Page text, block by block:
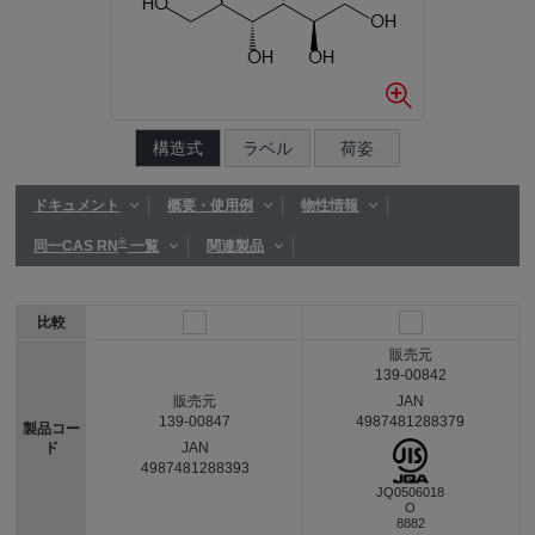
構造式 ラベル 荷姿
ドキュメント 概要・使用例 物性情報
同一CAS RN®一覧 関連製品
比較
製品コー
ド
販売元
139-00847
JAN
4987481288393
販売元
139-00842
JAN
4987481288379
JQ0506018
O
8882